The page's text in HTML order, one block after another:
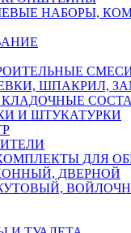
НАБОРЫ,
ШПАКРИЛ,
И ШТУКАТУРКИ
ДЛЯ
ДВЕРНОЙ